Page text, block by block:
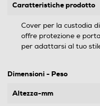
Caratteristiche prodotto
Cover per la custodia
offre protezione e
per adattarsi al tuo
Dimensioni - Peso
Altezza-mm